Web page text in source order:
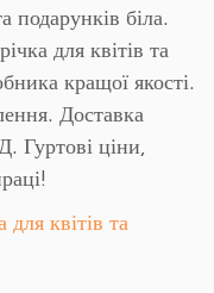
подарунків біла.
для квітів та
кращої якості.
Доставка
Гуртові ціни,
для квітів та